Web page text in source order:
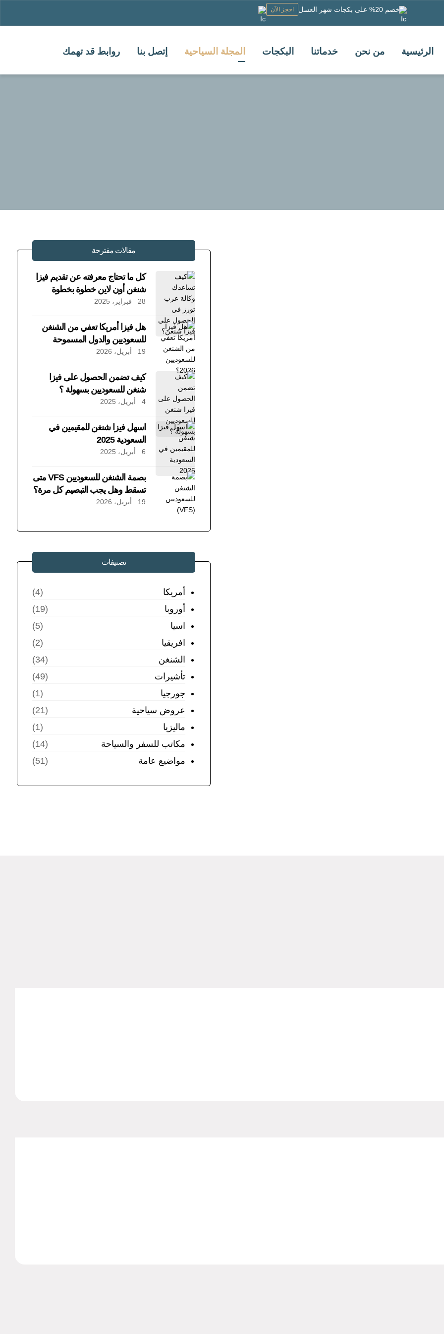
خصم 20% على بكجات شهر العسل احجز الآن
الرئيسية من نحن خدماتنا البكجات المجلة السياحية إتصل بنا روابط قد تهمك
مقالات مقترحة
كل ما تحتاج معرفته عن تقديم فيزا
شنغن أون لاين خطوة بخطوة
28 فبراير، 2025
هل فيزا أمريكا تعفي من الشنغن
للسعوديين والدول المسموحة
19 أبريل، 2026
كيف تضمن الحصول على فيزا
شنغن للسعوديين بسهولة ؟
4 أبريل، 2025
اسهل فيزا شنغن للمقيمين في
السعودية 2025
6 أبريل، 2025
بصمة الشنغن للسعوديين VFS متى
تسقط وهل يجب التبصيم كل مرة؟
19 أبريل، 2026
تصنيفات
أمريكا
(4)
أوروبا
(19)
اسيا
(5)
افريقيا
(2)
الشنغن
(34)
تأشيرات
(49)
جورجيا
(1)
عروض سياحية
(21)
ماليزيا
(1)
مكاتب للسفر والسياحة
(14)
مواضيع عامة
(51)